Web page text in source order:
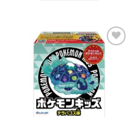
Legg til i
ønskeliste